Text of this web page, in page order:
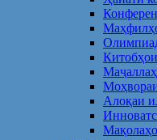
Алоқаи